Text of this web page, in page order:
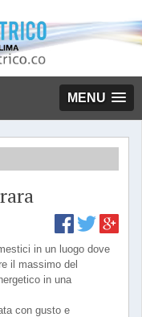
MENU
in un luogo dove
il massimo del
in una
con gusto e